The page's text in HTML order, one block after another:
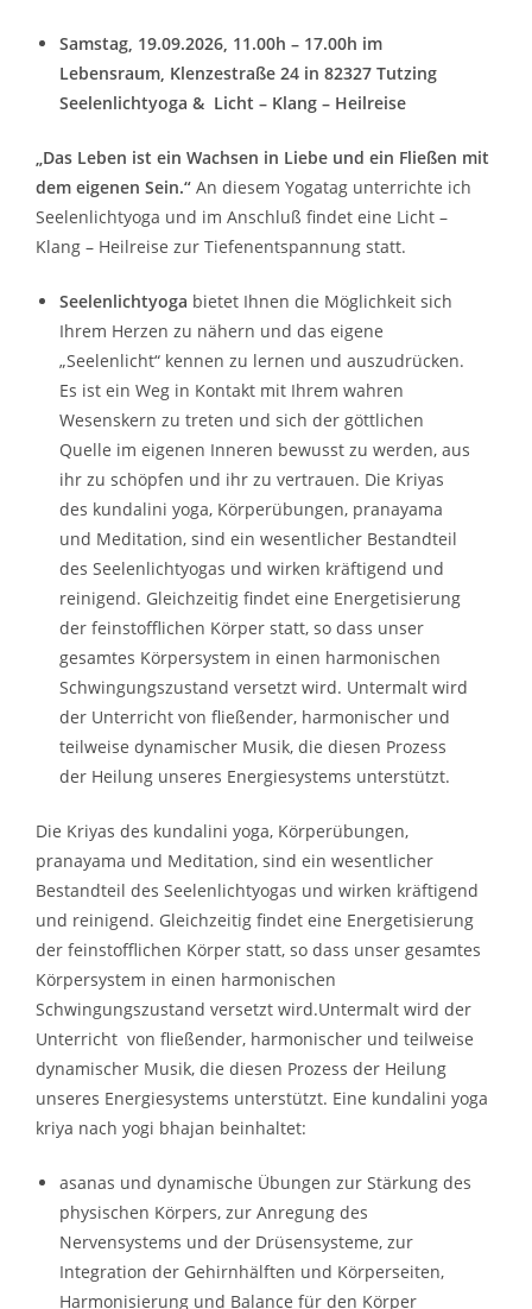
Samstag, 19.09.2026, 11.00h – 17.00h im
Lebensraum, Klenzestraße 24 in 82327 Tutzing
Seelenlichtyoga & Licht – Klang – Heilreise
„Das Leben ist ein Wachsen in Liebe und ein Fließen mit
dem eigenen Sein.“ An diesem Yogatag unterrichte ich
Seelenlichtyoga und im Anschluß findet eine Licht –
Klang – Heilreise zur Tiefenentspannung statt.
Seelenlichtyoga bietet Ihnen die Möglichkeit sich
Ihrem Herzen zu nähern und das eigene
„Seelenlicht“ kennen zu lernen und auszudrücken.
Es ist ein Weg in Kontakt mit Ihrem wahren
Wesenskern zu treten und sich der göttlichen
Quelle im eigenen Inneren bewusst zu werden, aus
ihr zu schöpfen und ihr zu vertrauen. Die Kriyas
des kundalini yoga, Körperübungen, pranayama
und Meditation, sind ein wesentlicher Bestandteil
des Seelenlichtyogas und wirken kräftigend und
reinigend. Gleichzeitig findet eine Energetisierung
der feinstofflichen Körper statt, so dass unser
gesamtes Körpersystem in einen harmonischen
Schwingungszustand versetzt wird. Untermalt wird
der Unterricht von fließender, harmonischer und
teilweise dynamischer Musik, die diesen Prozess
der Heilung unseres Energiesystems unterstützt.
Die Kriyas des kundalini yoga, Körperübungen,
pranayama und Meditation, sind ein wesentlicher
Bestandteil des Seelenlichtyogas und wirken kräftigend
und reinigend. Gleichzeitig findet eine Energetisierung
der feinstofflichen Körper statt, so dass unser gesamtes
Körpersystem in einen harmonischen
Schwingungszustand versetzt wird.Untermalt wird der
Unterricht von fließender, harmonischer und teilweise
dynamischer Musik, die diesen Prozess der Heilung
unseres Energiesystems unterstützt. Eine kundalini yoga
kriya nach yogi bhajan beinhaltet:
asanas und dynamische Übungen zur Stärkung des
physischen Körpers, zur Anregung des
Nervensystems und der Drüsensysteme, zur
Integration der Gehirnhälften und Körperseiten,
Harmonisierung und Balance für den Körper